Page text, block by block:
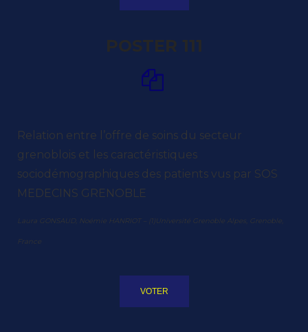
POSTER 111
Relation entre l’offre de soins du secteur
grenoblois et les caractéristiques
sociodémographiques des patients vus par SOS
MEDECINS GRENOBLE
Laura GONSAUD, Noémie HANRIOT – (1)Université Grenoble Alpes, Grenoble,
France
VOTER